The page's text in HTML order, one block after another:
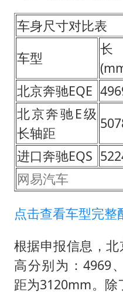
车身尺寸对比表
车型
长
北京奔驰EQE
北京奔驰E级
长轴距
进口奔驰EQS
网易汽车
点击查看车型完整
根据申报信息，北
高分别为：4969
距为3120mm。